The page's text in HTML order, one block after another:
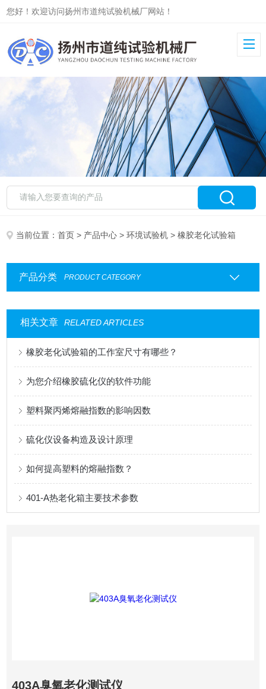
您好！欢迎访问扬州市道纯试验机械厂网站！
当前位置：首页 > 产品中心 >环境试验机 > 橡胶老化试验箱
产品分类 PRODUCT CATEGORY
相关文章 RELATED ARTICLES
橡胶老化试验箱的工作室尺寸有哪些？
为您介绍橡胶硫化仪的软件功能
塑料聚丙烯熔融指数的影响因数
硫化仪设备构造及设计原理
如何提高塑料的熔融指数？
401-A热老化箱主要技术参数
403A臭氧老化测试仪